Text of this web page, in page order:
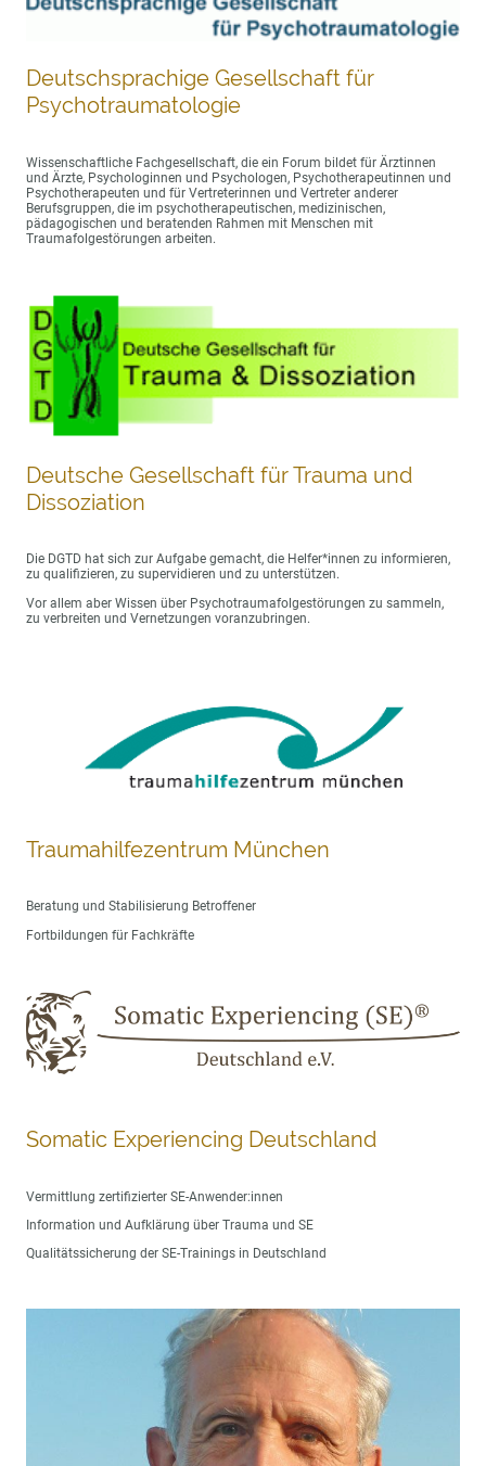
Deutschsprachige Gesellschaft für
Psychotraumatologie
Wissenschaftliche Fachgesellschaft, die ein Forum bildet für Ärztinnen
und Ärzte, Psychologinnen und Psychologen, Psychotherapeutinnen und
Psychotherapeuten und für Vertreterinnen und Vertreter anderer
Berufsgruppen, die im psychotherapeutischen, medizinischen,
pädagogischen und beratenden Rahmen mit Menschen mit
Traumafolgestörungen arbeiten.
Deutsche Gesellschaft für Trauma und
Dissoziation
Die DGTD hat sich zur Aufgabe gemacht, die Helfer*innen zu informieren,
zu qualifizieren, zu supervidieren und zu unterstützen.
Vor allem aber Wissen über Psychotraumafolgestörungen zu sammeln,
zu verbreiten und Vernetzungen voranzubringen.
Traumahilfezentrum München
Beratung und Stabilisierung Betroffener
Fortbildungen für Fachkräfte
Somatic Experiencing Deutschland
Vermittlung zertifizierter SE-Anwender:innen
Information und Aufklärung über Trauma und SE
Qualitätssicherung der SE-Trainings in Deutschland